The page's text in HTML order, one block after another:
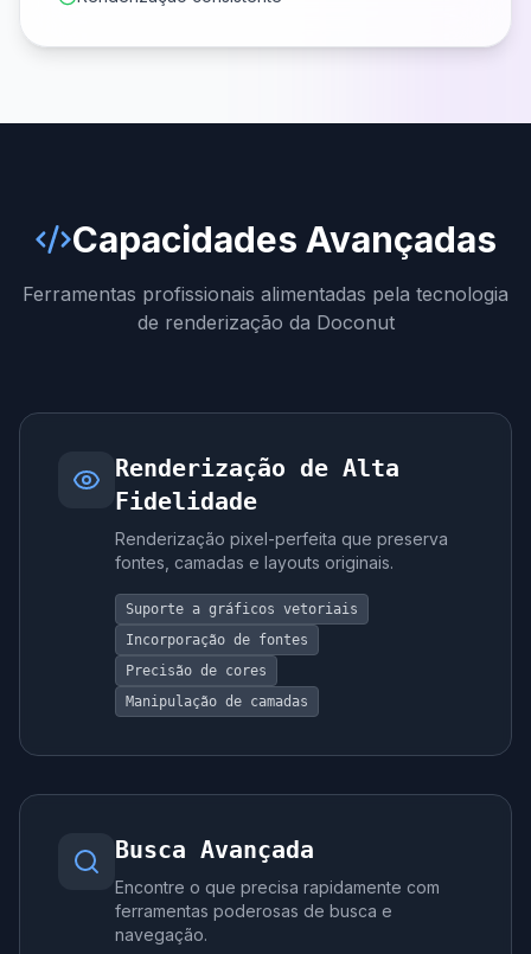
Capacidades Avançadas
Ferramentas profissionais alimentadas pela tecnologia
de renderização da Doconut
Renderização de Alta
Fidelidade
Renderização pixel-perfeita que preserva
fontes, camadas e layouts originais.
Suporte a gráficos vetoriais
Incorporação de fontes
Precisão de cores
Manipulação de camadas
Busca Avançada
Encontre o que precisa rapidamente com
ferramentas poderosas de busca e
navegação.